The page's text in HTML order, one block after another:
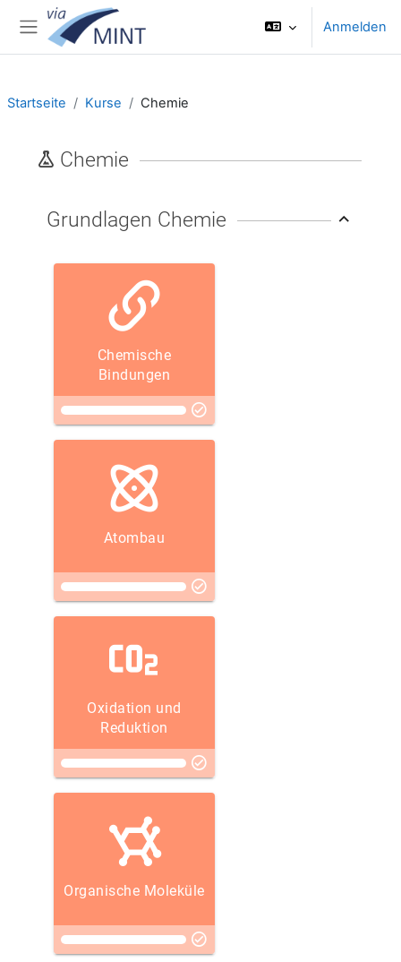
Zum Hauptinhalt
Website-Übersicht
Anmelden
Startseite Kurse Chemie
Chemie
Grundlagen Chemie
Chemische
Bindungen
Atombau
Oxidation und
Reduktion
Organische Moleküle